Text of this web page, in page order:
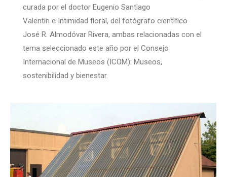
curada por el doctor Eugenio Santiago
Valentín e Intimidad floral, del fotógrafo científico
José R. Almodóvar Rivera, ambas relacionadas con el
tema seleccionado este año por el Consejo
Internacional de Museos (ICOM): Museos,
sostenibilidad y bienestar.